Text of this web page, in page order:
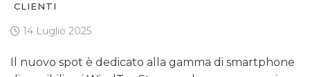
CLIENTI
14 Luglio 2025
Il nuovo spot è dedicato alla gamma di smartphone